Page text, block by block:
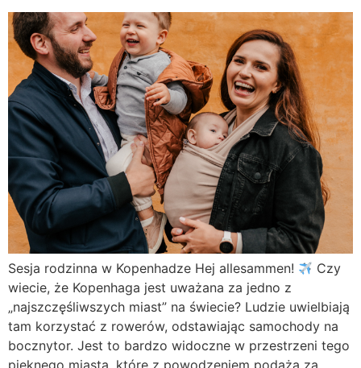
Sesja rodzinna w Kopenhadze Hej allesammen!
Czy
wiecie, że Kopenhaga jest uważana za jedno z
„najszczęśliwszych miast” na świecie? Ludzie uwielbiają
tam korzystać z rowerów, odstawiając samochody na
bocznytor. Jest to bardzo widoczne w przestrzeni tego
pięknego miasta, które z powodzeniem podąża za